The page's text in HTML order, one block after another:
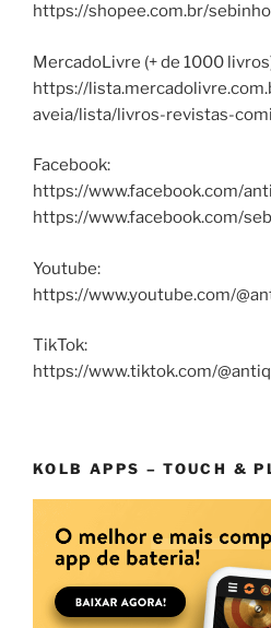
https://shopee.com.br/
MercadoLivre (+ de 1000
https://
aveia/lista/livros-revistas-
Facebook:
https://www.facebook.com/
https://www.facebook.com/
Youtube:
https://www.youtube.com/
TikTok:
https://www.tiktok.com/
KOLB APPS – TOUCH &